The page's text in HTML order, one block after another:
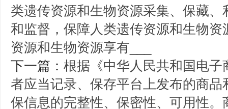
类遗传资源和生物资源采集、保藏
和监督，保障人类遗传资源和生物
资源和生物资源享有___
下一篇： 根据《中华人民共和国电
者应当记录、保存平台上发布的商
保信息的完整性、保密性、可用性